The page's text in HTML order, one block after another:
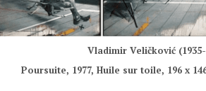
Vladimir Veličković (1935-
Poursuite, 1977, Huile sur toile, 196 x